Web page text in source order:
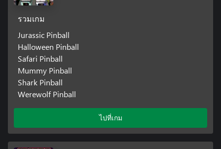
รวมเกม
Jurassic Pinball
Halloween Pinball
Safari Pinball
Mummy Pinball
Shark Pinball
Werewolf Pinball
ไปที่เกม